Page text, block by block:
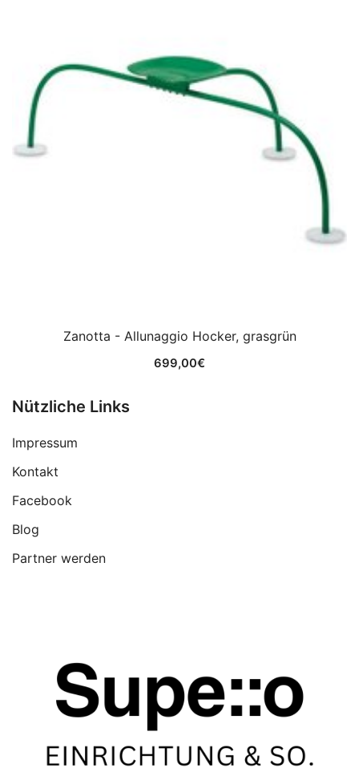
Zanotta - Allunaggio Hocker, grasgrün
699,00€
Nützliche Links
Impressum
Kontakt
Facebook
Blog
Partner werden